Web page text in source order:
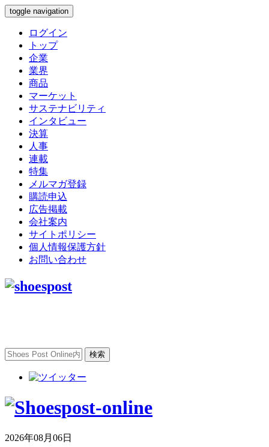
toggle navigation
ログイン
トップ
企業
業界
商品
マーケット
サステナビリティ
インタビュー
決算
人事
連載
特集
メルマガ登録
購読申込
広告掲載
会社案内
サイトポリシー
個人情報保護方針
お問い合わせ
2026年08月06日